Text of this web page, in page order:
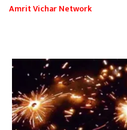
Amrit Vichar Network